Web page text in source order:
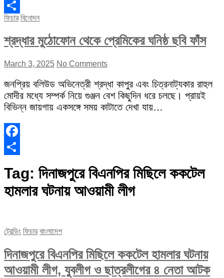
Facebook
Share
ফিচার বিনোদন
শ্রদ্ধার মুঠোফোন থেকে প্রেমিকের ঘনিষ্ঠ ছবি ফাঁস
March 3, 2025 No Comments
জনপ্রিয় বলিউড অভিনেত্রী শ্রদ্ধা কাপুর এবং চিত্রনাট্যকার রাহুল
মোদীর মধ্যে সম্পর্ক নিয়ে গুঞ্জন বেশ কিছুদিন ধরে চলছে। প্রায়ই
বিভিন্ন জায়গায় একসঙ্গে সময় কাটাতে দেখা যায়…
Facebook
Tag: দিনাজপুরে বিএনপির মিছিলে ককটেল
হামলার ঘটনায় আওয়ামী লীগ
ট্রেন্ডিং ফিচার বাংলাদেশ
দিনাজপুরে বিএনপির মিছিলে ককটেল হামলার ঘটনায়
আওয়ামী লীগ, যুবলীগ ও ছাত্রলীগের ৪ নেতা আটক